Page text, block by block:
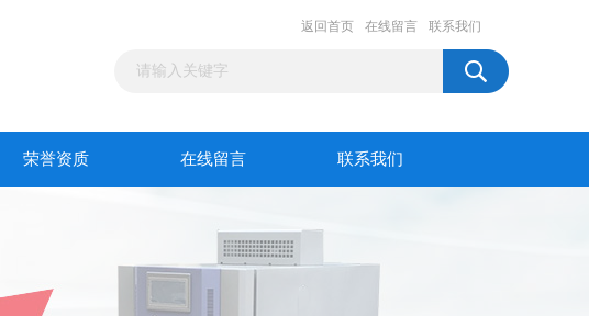
返回首页 在线留言 联系我们
荣誉资质 在线留言 联系我们